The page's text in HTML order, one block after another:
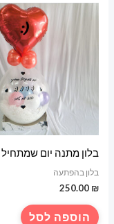
בלון מתנה יום שמתחיל
בלון בהפתעה
250.00 ₪
הוספה לסל